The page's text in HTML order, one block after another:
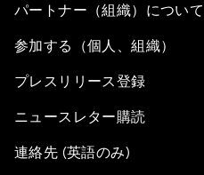
パートナー（組織）について
参加する（個人、組織）
プレスリリース登録
ニュースレター購読
連絡先 (英語のみ)